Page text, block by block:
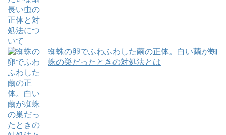
蜘蛛の卵でふわふわした繭の正体。白い繭が蜘
蛛の巣だったときの対処法とは